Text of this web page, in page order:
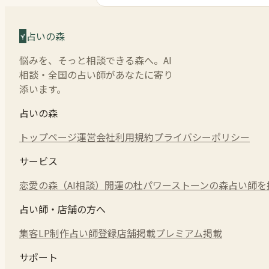
占いの森
悩みを、そっと相談できる森へ。AI
相談・全国の占い師があなたに寄り
添います。
占いの森
トップページ運営会社利用規約プライバシーポリシー
サービス
恋愛の森（AI相談） 開運の杜パワーストーンの森占い師
占い師・店舗の方へ
集客LP制作占い師登録店舗掲載プレミアム掲載
サポート